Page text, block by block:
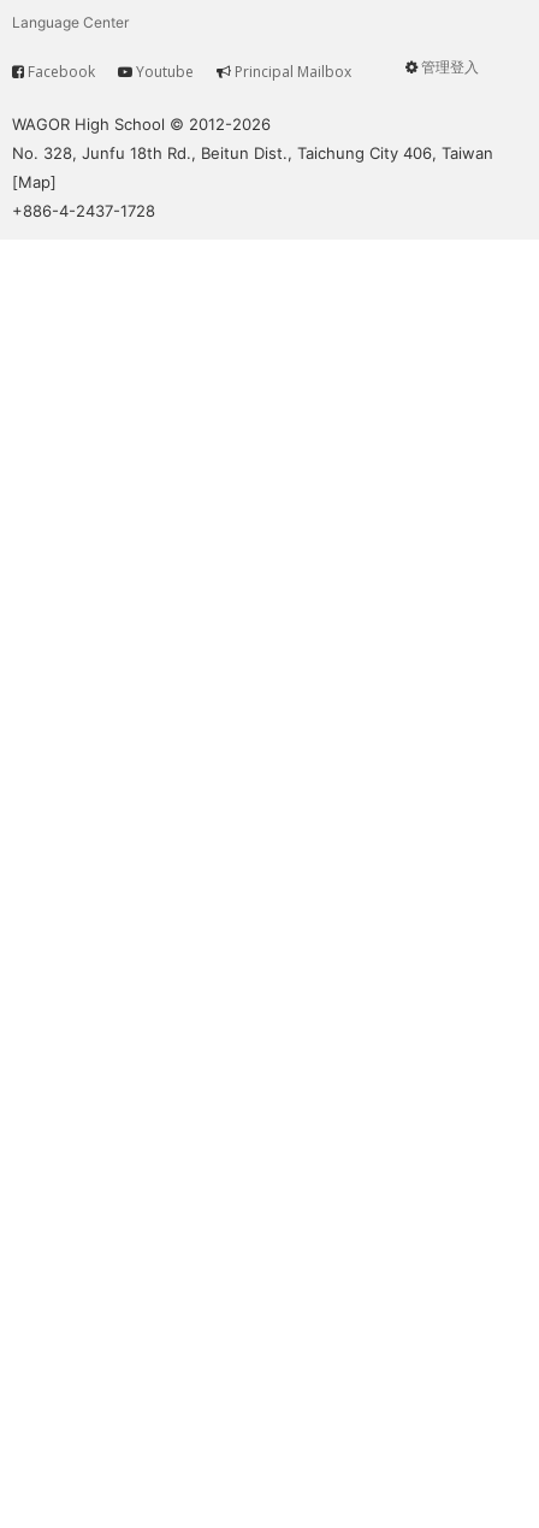
Language Center
User
管理登入
Service
Facebook Youtube Principal Mailbox
WAGOR High School © 2012-2026
No. 328, Junfu 18th Rd., Beitun Dist., Taichung City 406, Taiwan
[Map]
+886-4-2437-1728